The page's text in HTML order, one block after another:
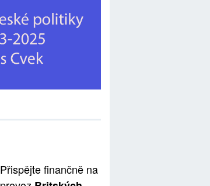
Přispějte finančně na